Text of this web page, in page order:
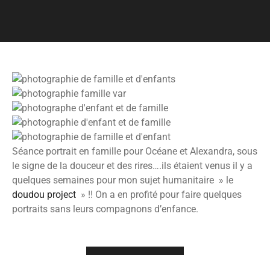
Séance portrait en famille pour Océane et Alexandra, sous
le signe de la douceur et des rires….ils étaient venus il y a
quelques semaines pour mon sujet humanitaire » le
doudou project » !! On a en profité pour faire quelques
portraits sans leurs compagnons d’enfance.